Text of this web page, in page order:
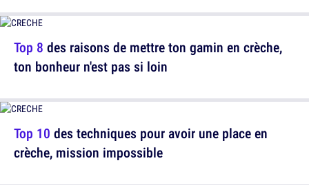
Top 8 des raisons de mettre ton gamin en crèche,
ton bonheur n'est pas si loin
Top 10 des techniques pour avoir une place en
crèche, mission impossible